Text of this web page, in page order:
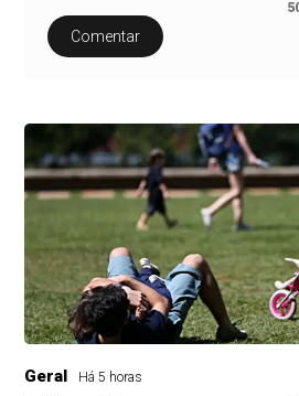
Comentar
Geral Há 5 horas